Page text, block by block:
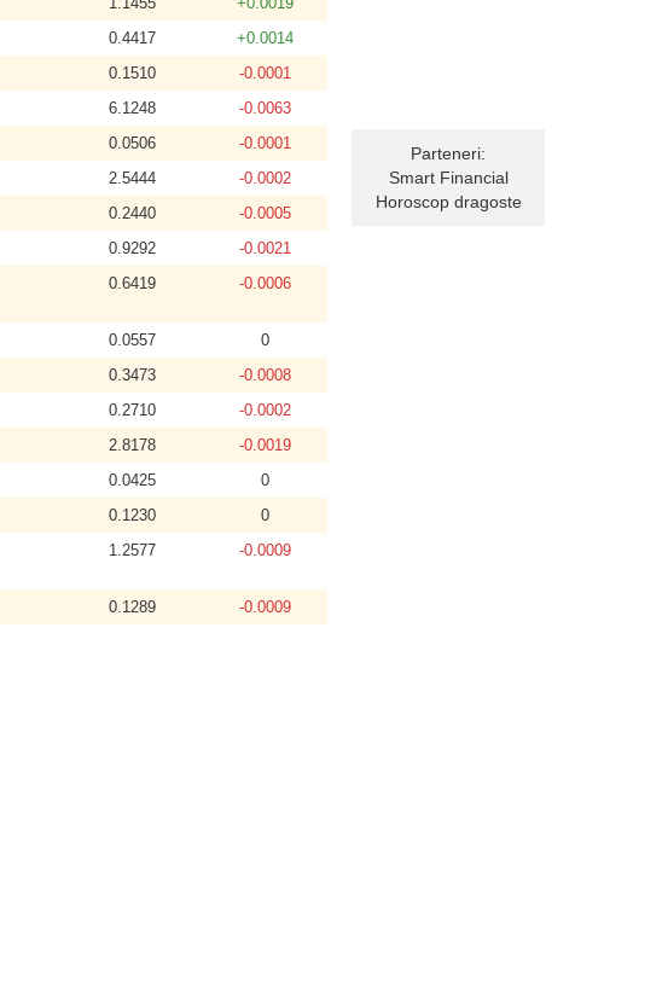
0.4417
+0.0014
0.1510
-0.0001
6.1248
-0.0063
0.0506
-0.0001
2.5444
-0.0002
0.2440
-0.0005
0.9292
-0.0021
0.6419 -0.0006
0.0557
0
0.3473
-0.0008
0.2710
-0.0002
2.8178
-0.0019
0.0425
0
0.1230
0
1.2577 -0.0009
0.1289 -0.0009
Parteneri:
Smart Financial
Horoscop dragoste